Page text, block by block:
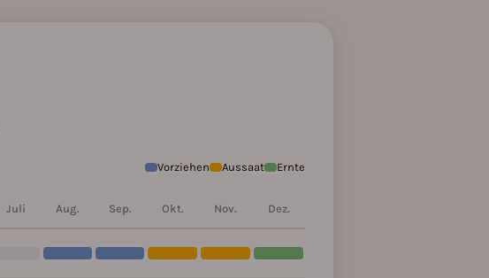
Vorziehen Aussaat Ernte
Juli Aug. Sep. Okt. Nov. Dez.